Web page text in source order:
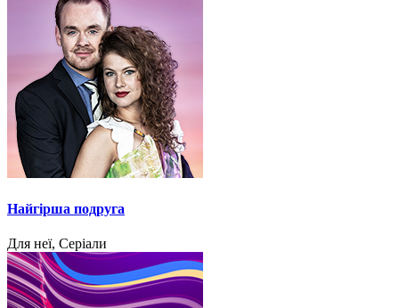
Найгірша подруга
Для неї, Серіали